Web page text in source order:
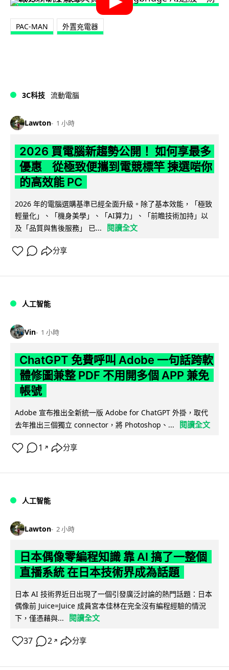
PAC-MAN 外置充電器
3C科技 流動電腦
Lawton 1 小時
2026 買電腦新趨勢公開！ 如何享最多
優惠 從極致便攜到電競標竿 揀選啱你
的高效能 PC
2026 年的電腦選購基準已經全面升級。除了基本效能，「極致
輕量化」、「機身美學」、「AI算力」、「前瞻技術加持」以
及「品質與售後服務」 已...
閱讀全文
分享
人工智能
Vin 1 小時
ChatGPT 免費呼叫 Adobe 一句話跨軟
體修圖兼整 PDF 不用開多個 APP 兼免
帳號
Adobe 宣布推出全新統一版 Adobe for ChatGPT 外掛，取代
去年推出三個獨立 connector，將 Photoshop、...
閱讀全文
1 ↗ 分享
人工智能
Lawton 2 小時
日本偶像零編程知識 靠 AI 搞了一整個
直播系統 在日本技術界成為話題
日本 AI 技術界近日出現了一個引發廣泛討論的熱門話題：日本
偶像前 Juice=Juice 成員宮本佳林在完全沒有編程經驗的情況
下，僅憑藉與...
閱讀全文
37 2 ↗ 分享